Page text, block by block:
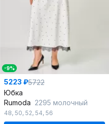
-9%
5223 ₽5722
Юбка
Rumoda 2295 молочный
48, 50, 52, 54, 56